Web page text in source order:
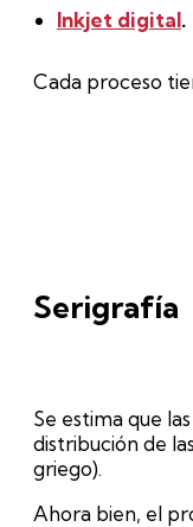
Inkjet digital.
Cada proceso
Serigrafía
Se estima que
distribución de
griego).
Ahora bien, el